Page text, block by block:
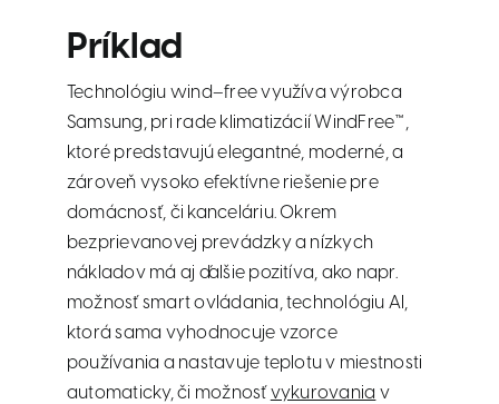
Príklad
Technológiu wind–free využíva výrobca
Samsung, pri rade klimatizácií WindFree™,
ktoré predstavujú elegantné, moderné, a
zároveň vysoko efektívne riešenie pre
domácnosť, či kanceláriu. Okrem
bezprievanovej prevádzky a nízkych
nákladov má aj ďalšie pozitíva, ako napr.
možnosť smart ovládania, technológiu AI,
ktorá sama vyhodnocuje vzorce
používania a nastavuje teplotu v miestnosti
automaticky, či možnosť vykurovania v